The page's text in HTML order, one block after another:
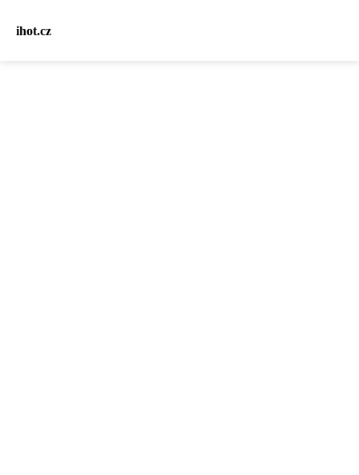
ihot.cz